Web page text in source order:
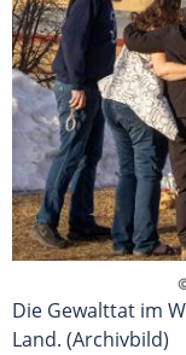
Die Gewalttat im
Land. (Archivbild)